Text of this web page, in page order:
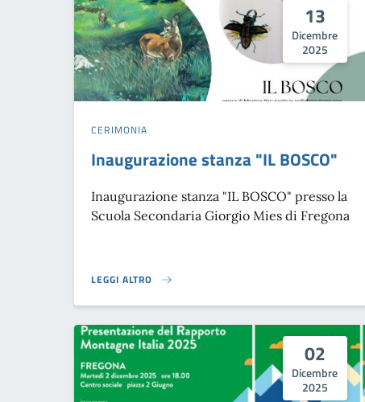
13
Dicembre
2025
CERIMONIA
Inaugurazione stanza "IL BOSCO"
Inaugurazione stanza "IL BOSCO" presso la
Scuola Secondaria Giorgio Mies di Fregona
LEGGI ALTRO
INAUGURAZIONE STANZA "IL BOSCO"}
02
Dicembre
2025